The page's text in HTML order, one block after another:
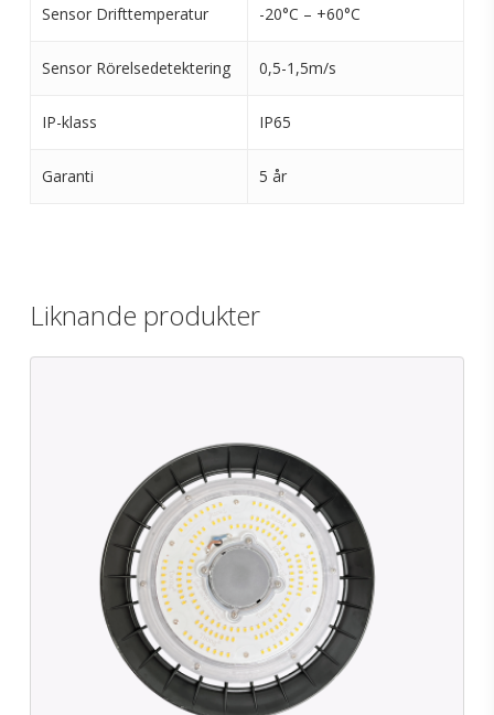
Sensor Drifttemperatur -20°C – +60°C
Sensor Rörelsedetektering 0,5-1,5m/s
IP-klass IP65
Garanti 5 år
Liknande produkter